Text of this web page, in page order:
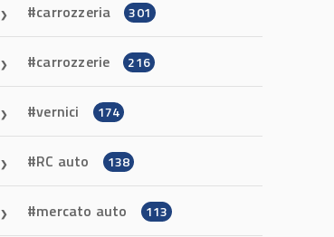
carrozzeria 301
carrozzerie 216
vernici 174
RC auto 138
mercato auto 113